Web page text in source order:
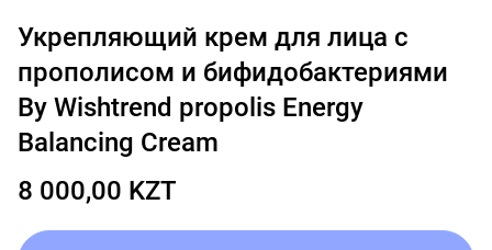
1
of
3
Укрепляющий крем для лица с
прополисом и бифидобактериями
By Wishtrend propolis Energy
Balancing Cream
8 000,00 KZT